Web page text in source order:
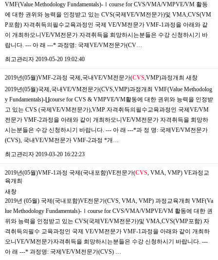
VMF(Value Methodology Fundamentals)-Ⅰcourse for CVS/VMA/VMPVE/VM 활동
에 대한 권위와 능력을 인정받고 있는 CVS(국제VE/VM전문가)및 VMA,CVS(VM
P포함) 자격취득의필수교육과정인 국제 VE/VM전문가 VMF-1과정을 아래와 같
이 개최하오니VE/VM전문가 자격취득을 희망하시는분들은 ​수강 신청하시기 바
랍니다. --- 아 래 ---* 과정명: 국제VE/VM전문가(CV…
최고관리자 2019-05-20 19:02:40
2019년(05월)VMF-2과정 국제,국내VE/VM전문가(CVS ,VMP)과정개최 새창
2019년(05월)국제,국내VE/VM전문가(CVS,VMP)과정개최 ​VMF(Value Methodolog
y Fundamentals)-∐course for CVS & VMPVE/VM활동에 대한 권위와 능력을 인정받
고 있는 CVS (국제VE/VM전문가),VMP 자격취득의필수교육과정인 국제VE/VM
전문가 VMF-2과정을 아래와 같이 개최하오니VE/VM전문가 자격취득을 희망하
시는분들은 수강 신청하시기 바랍니다. --- 아 래 ---*과 정 명: 국제VE/VM전문가
(CVS), 국내VE/VM전문가 VMF-2과정 *개…
최고관리자 2019-03-20 16:22:23
2019년(05월)VMF-1과정 국제(국내포함)VE전문가(CVS , VMA, VMP) VE과정교
육개최
새창
2019년 (05월) 국제(국내포함)VE전문가(CVS, VMA, VMP) 과정교육개최 ​VMF(Va
lue Methodology Fundamentals)-Ⅰcourse for CVS/VMA/VMPVE/VM 활동에 대한 권
위와 능력을 인정받고 있는 CVS(국제VE/VM전문가)및 VMA,CVS(VMP포함) 자
격취득의필수 교육과정인 국제 VE/VM전문가 VMF-1과정을 아래와 같이 개최하
오니VE/VM전문가자격취득을 희망하시는분들은 수강 신청하시기 바랍니다. ---
아 래 ---* 과정명: 국제VE/VM전문가(CVS) …